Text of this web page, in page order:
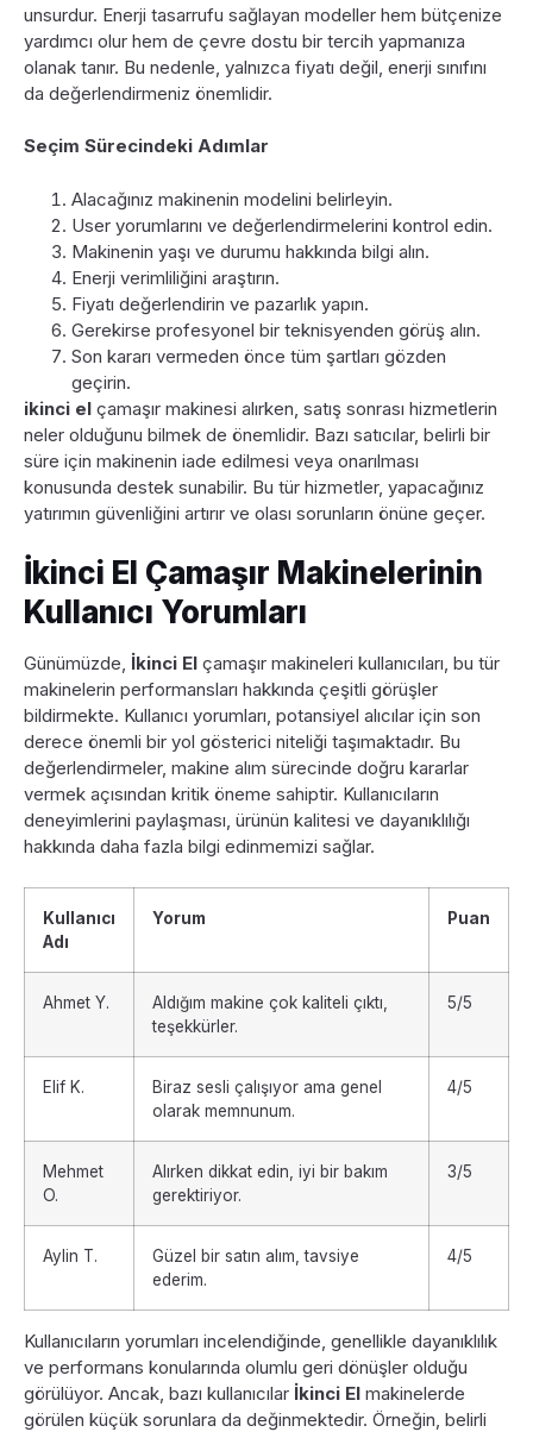
unsurdur. Enerji tasarrufu sağlayan modeller hem bütçenize
yardımcı olur hem de çevre dostu bir tercih yapmanıza
olanak tanır. Bu nedenle, yalnızca fiyatı değil, enerji sınıfını
da değerlendirmeniz önemlidir.
Seçim Sürecindeki Adımlar
Alacağınız makinenin modelini belirleyin.
User yorumlarını ve değerlendirmelerini kontrol edin.
Makinenin yaşı ve durumu hakkında bilgi alın.
Enerji verimliliğini araştırın.
Fiyatı değerlendirin ve pazarlık yapın.
Gerekirse profesyonel bir teknisyenden görüş alın.
Son kararı vermeden önce tüm şartları gözden
geçirin.
ikinci el çamaşır makinesi alırken, satış sonrası hizmetlerin
neler olduğunu bilmek de önemlidir. Bazı satıcılar, belirli bir
süre için makinenin iade edilmesi veya onarılması
konusunda destek sunabilir. Bu tür hizmetler, yapacağınız
yatırımın güvenliğini artırır ve olası sorunların önüne geçer.
İkinci El Çamaşır Makinelerinin
Kullanıcı Yorumları
Günümüzde, İkinci El çamaşır makineleri kullanıcıları, bu tür
makinelerin performansları hakkında çeşitli görüşler
bildirmekte. Kullanıcı yorumları, potansiyel alıcılar için son
derece önemli bir yol gösterici niteliği taşımaktadır. Bu
değerlendirmeler, makine alım sürecinde doğru kararlar
vermek açısından kritik öneme sahiptir. Kullanıcıların
deneyimlerini paylaşması, ürünün kalitesi ve dayanıklılığı
hakkında daha fazla bilgi edinmemizi sağlar.
Kullanıcı
Adı
Yorum Puan
Ahmet Y.
Aldığım makine çok kaliteli çıktı,
teşekkürler.
5/5
Elif K.
Biraz sesli çalışıyor ama genel
olarak memnunum.
4/5
Mehmet
O.
Alırken dikkat edin, iyi bir bakım
gerektiriyor.
3/5
Aylin T.
Güzel bir satın alım, tavsiye
ederim.
4/5
Kullanıcıların yorumları incelendiğinde, genellikle dayanıklılık
ve performans konularında olumlu geri dönüşler olduğu
görülüyor. Ancak, bazı kullanıcılar İkinci El makinelerde
görülen küçük sorunlara da değinmektedir. Örneğin, belirli